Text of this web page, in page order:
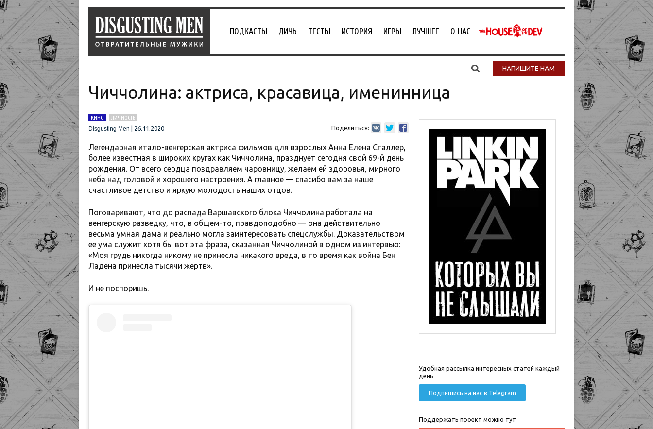
ПОДКАСТЫ ДИЧЬ ТЕСТЫ ИСТОРИЯ ИГРЫ ЛУЧШЕЕ О НАС
НАПИШИТЕ НАМ
Чиччолина: актриса, красавица, именинница
КИНО
ЛИЧНОСТЬ
Disgusting Men
26.11.2020 Поделиться:
Легендарная итало-венгерская актриса фильмов для взрослых Анна Елена Сталлер,
более известная в широких кругах как Чиччолина, празднует сегодня свой 69-й день
рождения. От всего сердца поздравляем чаровницу, желаем ей здоровья, мирного
неба над головой и хорошего настроения. А главное — спасибо вам за наше
счастливое детство и яркую молодость наших отцов.
Поговаривают, что до распада Варшавского блока Чиччолина работала на
венгерскую разведку, что, в общем-то, правдоподобно — она действительно
весьма умная дама и реально могла заинтересовать спецслужбы. Доказательством
ее ума служит хотя бы вот эта фраза, сказанная Чиччолиной в одном из интервью:
«Моя грудь никогда никому не принесла никакого вреда, в то время как война Бен
Ладена принесла тысячи жертв».
И не поспоришь.
Удобная рассылка интересных статей каждый
день
Подпишись на нас в Telegram
Поддержать проект можно тут